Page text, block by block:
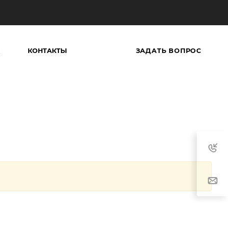
КОНТАКТЫ ЗАДАТЬ ВОПРОС